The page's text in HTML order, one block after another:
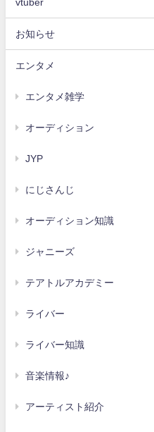
vtuber
お知らせ
エンタメ
エンタメ雑学
オーディション
JYP
にじさんじ
オーディション知識
ジャニーズ
テアトルアカデミー
ライバー
ライバー知識
音楽情報♪
アーティスト紹介